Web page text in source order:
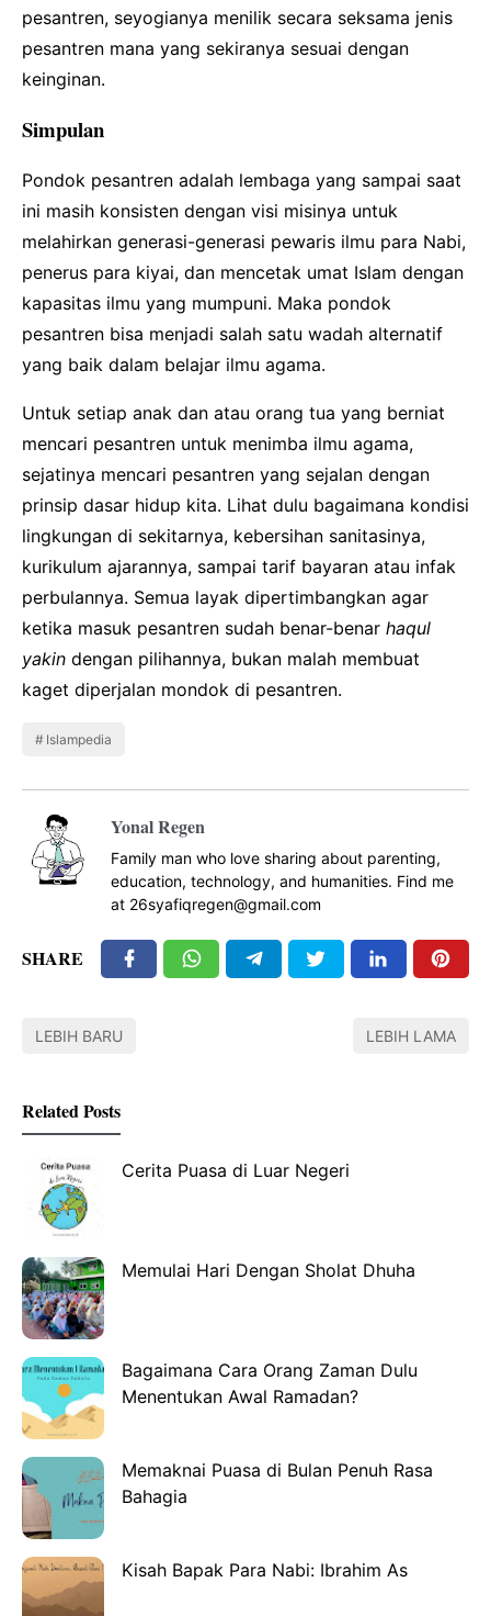
pesantren, seyogianya menilik secara seksama jenis
pesantren mana yang sekiranya sesuai dengan
keinginan.
Simpulan
Pondok pesantren adalah lembaga yang sampai saat
ini masih konsisten dengan visi misinya untuk
melahirkan generasi-generasi pewaris ilmu para Nabi,
penerus para kiyai, dan mencetak umat Islam dengan
kapasitas ilmu yang mumpuni. Maka pondok
pesantren bisa menjadi salah satu wadah alternatif
yang baik dalam belajar ilmu agama.
Untuk setiap anak dan atau orang tua yang berniat
mencari pesantren untuk menimba ilmu agama,
sejatinya mencari pesantren yang sejalan dengan
prinsip dasar hidup kita. Lihat dulu bagaimana kondisi
lingkungan di sekitarnya, kebersihan sanitasinya,
kurikulum ajarannya, sampai tarif bayaran atau infak
perbulannya. Semua layak dipertimbangkan agar
ketika masuk pesantren sudah benar-benar haqul
yakin dengan pilihannya, bukan malah membuat
kaget diperjalan mondok di pesantren.
Islampedia
Yonal Regen
Family man who love sharing about parenting,
education, technology, and humanities. Find me
at 26syafiqregen@gmail.com
SHARE
LEBIH BARU LEBIH LAMA
Related Posts
Cerita Puasa di Luar Negeri
Memulai Hari Dengan Sholat Dhuha
Bagaimana Cara Orang Zaman Dulu
Menentukan Awal Ramadan?
Memaknai Puasa di Bulan Penuh Rasa
Bahagia
Kisah Bapak Para Nabi: Ibrahim As